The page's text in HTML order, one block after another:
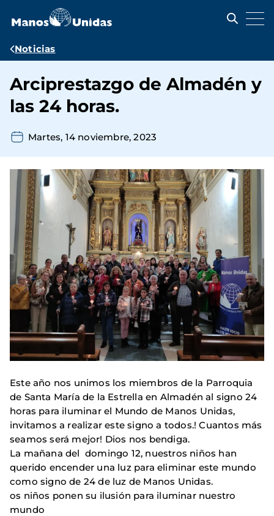
contenido
Ruta
navegación
Noticias
Arciprestazgo de Almadén y
las 24 horas.
Martes, 14 noviembre, 2023
Este año nos unimos los miembros de la Parroquia
de Santa María de la Estrella en Almadén al signo 24
horas para iluminar el Mundo de Manos Unidas,
invitamos a realizar este signo a todos.! Cuantos más
seamos será mejor! Dios nos bendiga.
La mañana del domingo 12, nuestros niños han
querido encender una luz para eliminar este mundo
como signo de 24 de luz de Manos Unidas.
os niños ponen su ilusión para iluminar nuestro
mundo